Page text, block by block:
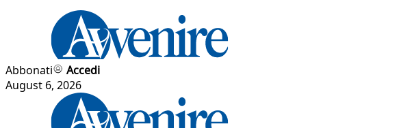
Abbonati
Accedi
August 6, 2026